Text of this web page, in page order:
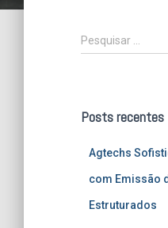
P
e
i
Pesquisar …
Posts recentes
Agtechs
com Emissão
Estruturados